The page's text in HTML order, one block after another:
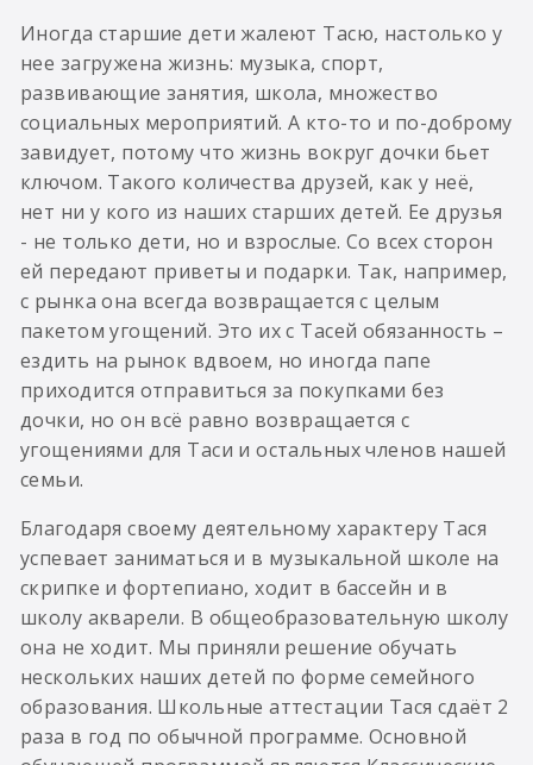
Иногда старшие дети жалеют Тасю, настолько у
нее загружена жизнь: музыка, спорт,
развивающие занятия, школа, множество
социальных мероприятий. А кто-то и по-доброму
завидует, потому что жизнь вокруг дочки бьет
ключом. Такого количества друзей, как у неё,
нет ни у кого из наших старших детей. Ее друзья
- не только дети, но и взрослые. Со всех сторон
ей передают приветы и подарки. Так, например,
с рынка она всегда возвращается с целым
пакетом угощений. Это их с Тасей обязанность –
ездить на рынок вдвоем, но иногда папе
приходится отправиться за покупками без
дочки, но он всё равно возвращается с
угощениями для Таси и остальных членов нашей
семьи.
Благодаря своему деятельному характеру Тася
успевает заниматься и в музыкальной школе на
скрипке и фортепиано, ходит в бассейн и в
школу акварели. В общеобразовательную школу
она не ходит. Мы приняли решение обучать
нескольких наших детей по форме семейного
образования. Школьные аттестации Тася сдаёт 2
раза в год по обычной программе. Основной